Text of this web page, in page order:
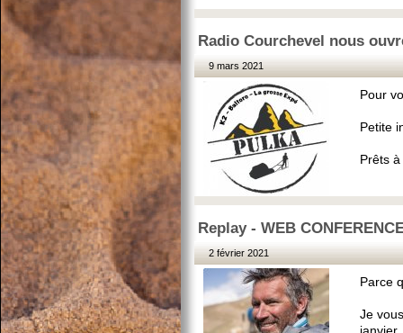
Radio Courchevel nous
9 mars 2021
Pour
Petite
Prêts
Replay - WEB
2 février 2021
Parce
Je